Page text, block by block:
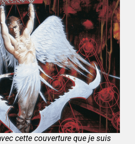
cette couverture que je suis